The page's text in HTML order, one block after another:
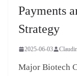
Payments
Strategy
2025-06-03
Major Biotech